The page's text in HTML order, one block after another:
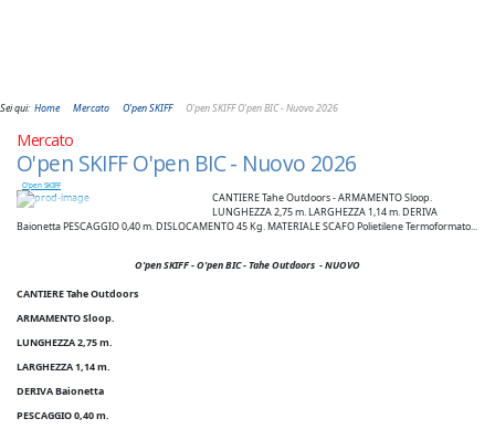
Sei qui: Home Mercato O'pen SKIFF O'pen SKIFF O'pen BIC - Nuovo 2026
Mercato
O'pen SKIFF O'pen BIC - Nuovo 2026
O'pen SKIFF
CANTIERE Tahe Outdoors - ARMAMENTO Sloop.
LUNGHEZZA 2,75 m. LARGHEZZA 1,14 m. DERIVA
Baionetta PESCAGGIO 0,40 m. DISLOCAMENTO 45 Kg. MATERIALE SCAFO Polietilene Termoformato...
O'pen SKIFF - O'pen BIC - Tahe Outdoors - NUOVO
CANTIERE Tahe Outdoors
ARMAMENTO Sloop.
LUNGHEZZA 2,75 m.
LARGHEZZA 1,14 m.
DERIVA Baionetta
PESCAGGIO 0,40 m.